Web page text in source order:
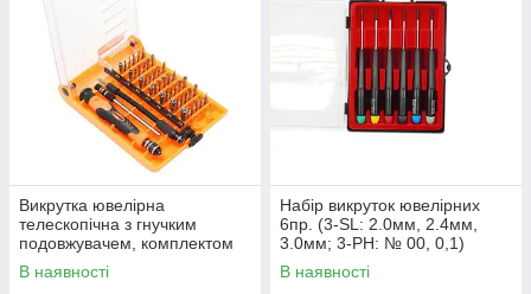
Викрутка ювелірна
телескопічна з гнучким
подовжувачем, комплектом
біт і головок (45пр.)
BaumAuto BM-30313145
В наявності
Набір викруток ювелірних
6пр. (3-SL: 2.0мм, 2.4мм,
3.0мм; 3-PH: № 00, 0,1)
ROCKFORCE RF-2066
В наявності